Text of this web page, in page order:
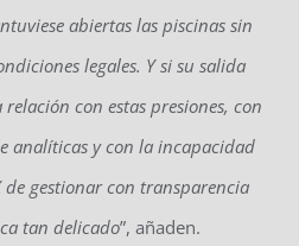
abiertas las piscinas sin
legales. Y si su salida
con estas presiones, con
analíticas y con la incapacidad
de gestionar con transparencia
tan delicado”, añaden.